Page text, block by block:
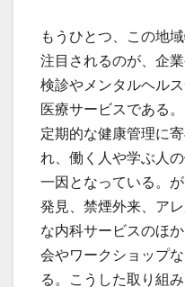
もうひとつ、この地
注目されるのが、企
検診やメンタルヘル
医療サービスである
定期的な健康管理に
れ、働く人や学ぶ人
一因となっている。
発見、禁煙外来、ア
な内科サービスのほ
会やワークショップ
る。こうした取り組